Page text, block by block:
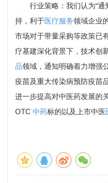
行业策略：我们认为“通
持，利于医疗服务领域企业
市场对于带量采购等政策已
疗基建深化背景下，技术创
品领域，通知明确着力增强
疫苗及重大传染病预防疫苗
进一步提高对中医药发展的
OTC 中药标的以及上市中医